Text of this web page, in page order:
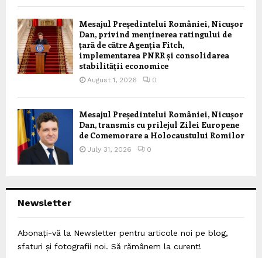
Mesajul Președintelui României, Nicușor
Dan, privind menținerea ratingului de
țară de către Agenția Fitch,
implementarea PNRR și consolidarea
stabilității economice
August 1, 2026 0
Mesajul Președintelui României, Nicușor
Dan, transmis cu prilejul Zilei Europene
de Comemorare a Holocaustului Romilor
July 31, 2026 0
Newsletter
Abonați-vă la Newsletter pentru articole noi pe blog,
sfaturi și fotografii noi. Să rămânem la curent!